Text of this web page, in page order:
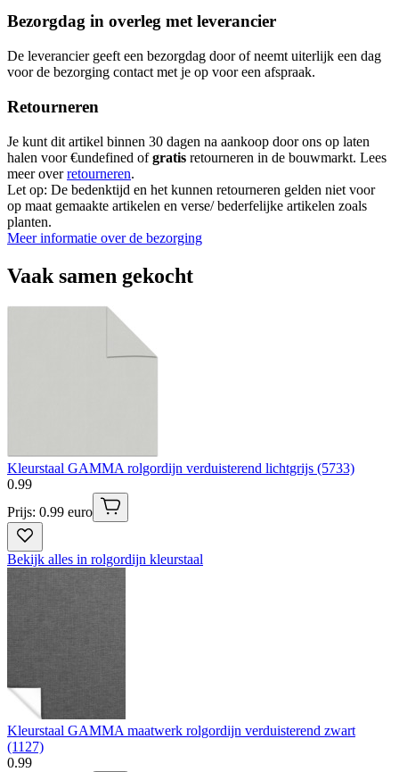
Bezorgdag in overleg met leverancier
De leverancier geeft een bezorgdag door of neemt uiterlijk een dag
voor de bezorging contact met je op voor een afspraak.
Retourneren
Je kunt dit artikel binnen 30 dagen na aankoop door ons op laten
halen voor €undefined ofgratis retourneren in de bouwmarkt. Lees
meer overretourneren.
Let op: De bedenktijd en het kunnen retourneren gelden niet voor
op maat gemaakte artikelen en verse/ bederfelijke artikelen zoals
planten.
Meer informatie over de bezorging
Vaak samen gekocht
Kleurstaal GAMMA rolgordijn verduisterend lichtgrijs (5733)
0.99
Prijs: 0.99 euro
Bekijk alles in rolgordijn kleurstaal
Kleurstaal GAMMA maatwerk rolgordijn verduisterend zwart
(1127)
0.99